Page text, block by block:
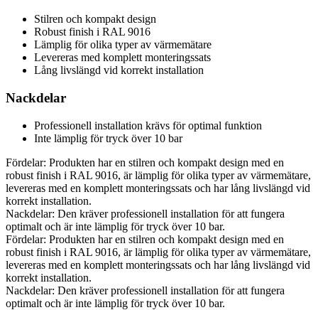
Stilren och kompakt design
Robust finish i RAL 9016
Lämplig för olika typer av värmemätare
Levereras med komplett monteringssats
Lång livslängd vid korrekt installation
Nackdelar
Professionell installation krävs för optimal funktion
Inte lämplig för tryck över 10 bar
Fördelar: Produkten har en stilren och kompakt design med en
robust finish i RAL 9016, är lämplig för olika typer av värmemätare,
levereras med en komplett monteringssats och har lång livslängd vid
korrekt installation.
Nackdelar: Den kräver professionell installation för att fungera
optimalt och är inte lämplig för tryck över 10 bar.
Fördelar: Produkten har en stilren och kompakt design med en
robust finish i RAL 9016, är lämplig för olika typer av värmemätare,
levereras med en komplett monteringssats och har lång livslängd vid
korrekt installation.
Nackdelar: Den kräver professionell installation för att fungera
optimalt och är inte lämplig för tryck över 10 bar.